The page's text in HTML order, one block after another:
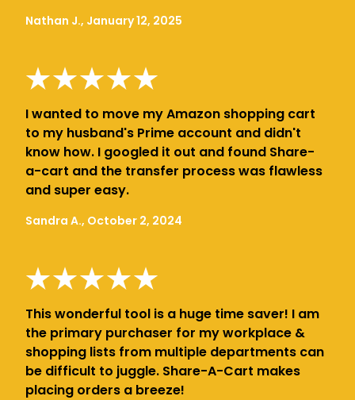
Nathan J., January 12, 2025
I wanted to move my Amazon shopping cart
to my husband's Prime account and didn't
know how. I googled it out and found Share-
a-cart and the transfer process was flawless
and super easy.
Sandra A., October 2, 2024
This wonderful tool is a huge time saver! I am
the primary purchaser for my workplace &
shopping lists from multiple departments can
be difficult to juggle. Share-A-Cart makes
placing orders a breeze!